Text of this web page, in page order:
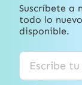
Suscríbete a
todo lo
disponible.